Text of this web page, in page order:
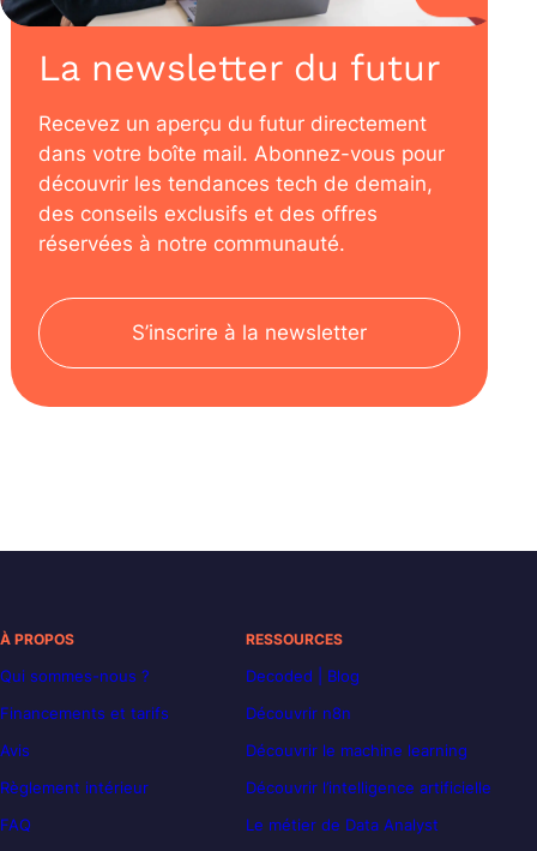
La newsletter du futur
Recevez un aperçu du futur directement
dans votre boîte mail. Abonnez-vous pour
découvrir les tendances tech de demain,
des conseils exclusifs et des offres
réservées à notre communauté.
S’inscrire à la newsletter
À PROPOS
Qui sommes-nous ?
Financements et tarifs
Avis
Règlement intérieur
FAQ
RESSOURCES
Decoded | Blog
Découvrir n8n
Découvrir le machine learning
Découvrir l’intelligence artificielle
Le métier de Data Analyst